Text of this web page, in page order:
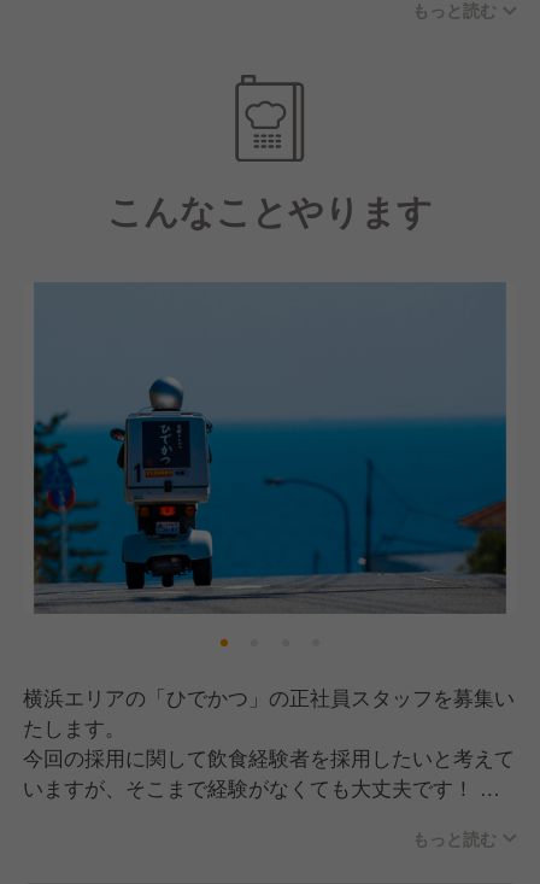
い食材やご当地グルメを全国各地から集めて開発・リ
また、自社ブランドとしての自由さと柔軟さがあるか
らこそ、大規模チェーンでは実現できない地域密着の
これからも「デリバリーの可能性」に挑戦しながら、
地域No.1のデリバリーブランドを目指してまいりま
売り上げ・利益もしっかり確保できているからこそ、
給与水準に関しては他社さんと比べても高めの設定で
す！
経験が浅い方でもスタートは月給32万スタートです
し、店長やそれ以上の役職まで上がればもっとベース
は上がっていきます。
また、福利厚生に関しても賞与は年2回支給、住宅手
当や家族手当、退職金など充実した内容になっている
のも魅力の一つといえるでしょう。
【働きやすさ&キャリアアップを両立！】
残業に関しても固定残業18時間、他社と比べても少な
い設定をしており、それ以内に収めるようにしていま
もっと読む
こんなことやります
横浜エリアの「ひでかつ」の正社員スタッフを募集い
たします。
今回の採用に関して飲食経験者を採用したいと考えて
いますが、そこまで経験がなくても大丈夫です！
もっと読む